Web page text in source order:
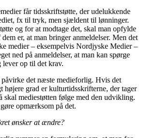
får tidsskriftstøtte, der udelukkende
fx til tryk, men sjældent til lønninger.
og for at modtage det, skal man opfylde
er, at man bringer anmeldelser. Men det
medier – eksempelvis Nordjyske Medier –
ned på anmeldelser, at man kan spørge
lever op til det krav.
påvirke det næste medieforlig. Hvis det
højere grad er kulturtidsskrifterne, der tager
skal mediestøtten følge med den udvikling.
opmærksom på det.
ønsker at ændre?